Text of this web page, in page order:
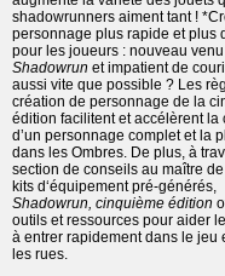
shadowrunners aiment tant !
personnage plus rapide et plus
pour les joueurs : nouveau
Shadowrun et impatient de
aussi vite que possible ? Les
création de personnage de la
édition facilitent et accélèrent la
d’un personnage complet et la
dans les Ombres. De plus, à
section de conseils au maître
kits d‘équipement pré-générés,
Shadowrun, cinquième édition
outils et ressources pour aider
à entrer rapidement dans le jeu
les rues.